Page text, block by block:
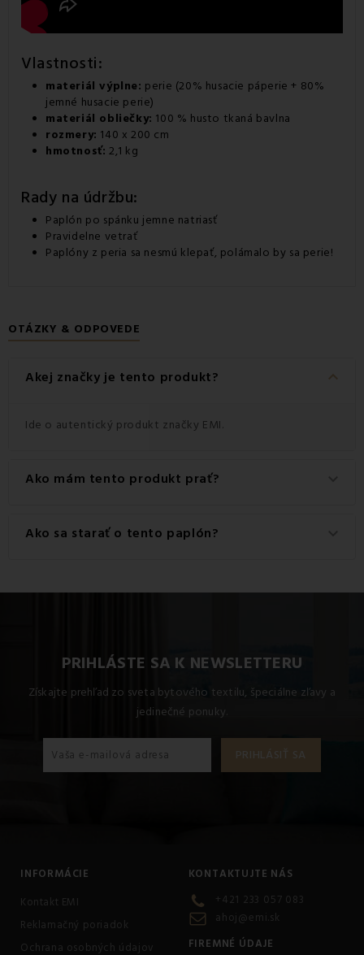
Vlastnosti:
materiál výplne: perie (20% husacie páperie + 80%
jemné husacie perie)
materiál obliečky: 100 % husto tkaná bavlna
rozmery: 140 x 200 cm
hmotnosť: 2,1 kg
Rady na údržbu:
Paplón po spánku jemne natriasť
Pravidelne vetrať
Paplóny z peria sa nesmú klepať, polámalo by sa perie!
OTÁZKY & ODPOVEDE
Akej značky je tento produkt? keyboard_arrow_down
Ide o autentický produkt značky EMI.
Ako mám tento produkt prať?
Pre dosiahnutie najlepších výsledkov odporúčame tento
produkt prať na Neodporúčame.
Ako sa starať o tento paplón?
PRIHLÁSTE SA K NEWSLETTERU
Získajte prehľad zo sveta bytového textilu, špeciálne zľavy a
jedinečné ponuky.
INFORMÁCIE
Kontakt EMI
Reklamačný poriadok
Ochrana osobných údajov
KONTAKTUJTE NÁS
+421 233 057 083
ahoj@emi.sk
FIREMNÉ ÚDAJE